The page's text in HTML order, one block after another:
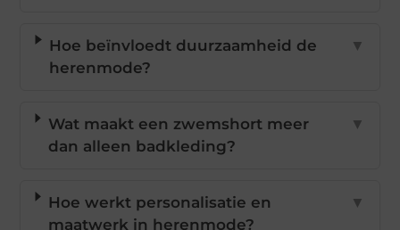
Hoe beïnvloedt duurzaamheid de
herenmode?
▼
Wat maakt een zwemshort meer
dan alleen badkleding?
▼
Hoe werkt personalisatie en
maatwerk in herenmode?
▼